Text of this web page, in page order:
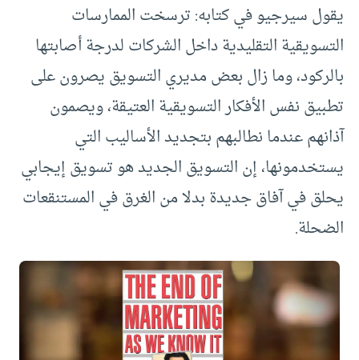
يقول سيرجيو في كتابه: ترسخت الممارسات
التسويقية التقليدية داخل الشركات لدرجة أصابتها
بالركود، وما زال بعض مديري التسويق يصرون على
تطبيق نفس الأفكار التسويقية العتيقة، ويصمون
آذانهم عندما نطالبهم بتجديد الأساليب التي
يستخدمونها، إن التسويق الجديد هو تسويق إيجابي
يحلق في آفاق جديدة بدلا من الغرق في المستنقعات
الضحلة.